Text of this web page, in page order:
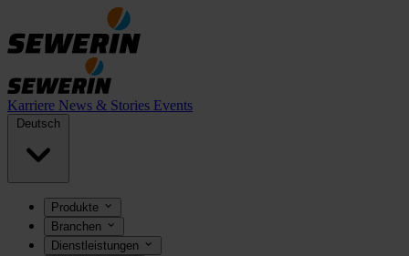
Karriere News & Stories Events
Deutsch
Produkte
Branchen
Dienstleistungen